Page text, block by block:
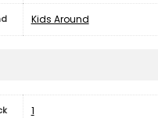
Kids Around
1